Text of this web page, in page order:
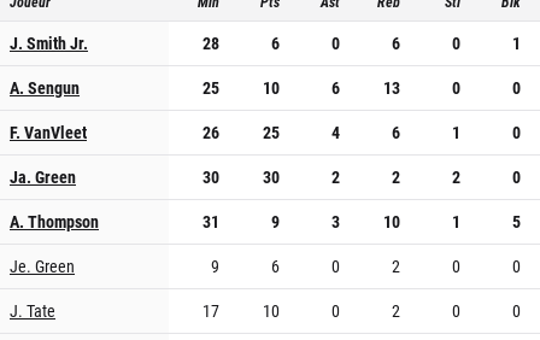
J. Smith Jr. 28 6 0 6 0
1
A. Sengun
25 10 6 13 0
0
F. VanVleet
26 25 4 6 1
0
Ja. Green
30 30 2 2 2
0
A. Thompson
31 9 3 10 1
5
Je. Green
9 6 0 2 0
0
J. Tate
17 10 0 2 0
0